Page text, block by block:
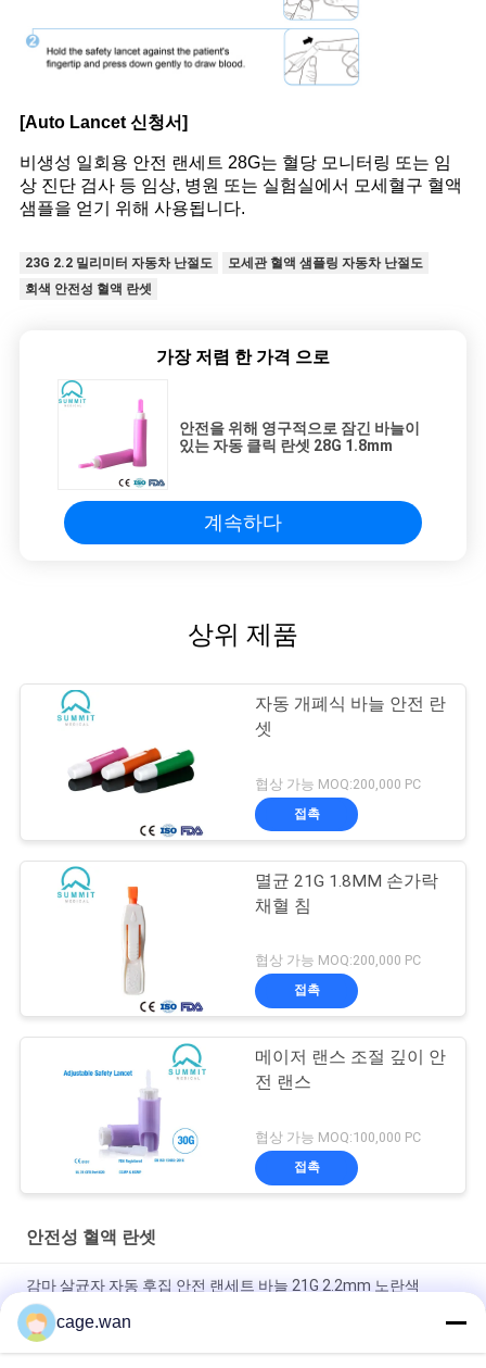
[Auto Lancet 신청서]
비생성 일회용 안전 랜세트 28G는 혈당 모니터링 또는 임
상 진단 검사 등 임상, 병원 또는 실험실에서 모세혈구 혈액
샘플을 얻기 위해 사용됩니다.
23G 2.2 밀리미터 자동차 난절도
모세관 혈액 샘플링 자동차 난절도
회색 안전성 혈액 란셋
가장 저렴 한 가격 으로
안전을 위해 영구적으로 잠긴 바늘이
있는 자동 클릭 란셋 28G 1.8mm
계속하다
상위 제품
자동 개폐식 바늘 안전 란
셋
협상 가능 MOQ:200,000 PC
접촉
멸균 21G 1.8MM 손가락
채혈 침
협상 가능 MOQ:200,000 PC
접촉
메이저 랜스 조절 깊이 안
전 랜스
협상 가능 MOQ:100,000 PC
접촉
안전성 혈액 란셋
감마 살균자 자동 후집 안전 랜세트 바늘 21G 2.2mm 노란색
신속 시험을 위한 누름 단추식의 안전 난절도 21G 바늘 1.8 밀리미
터 깊이
cage.wan